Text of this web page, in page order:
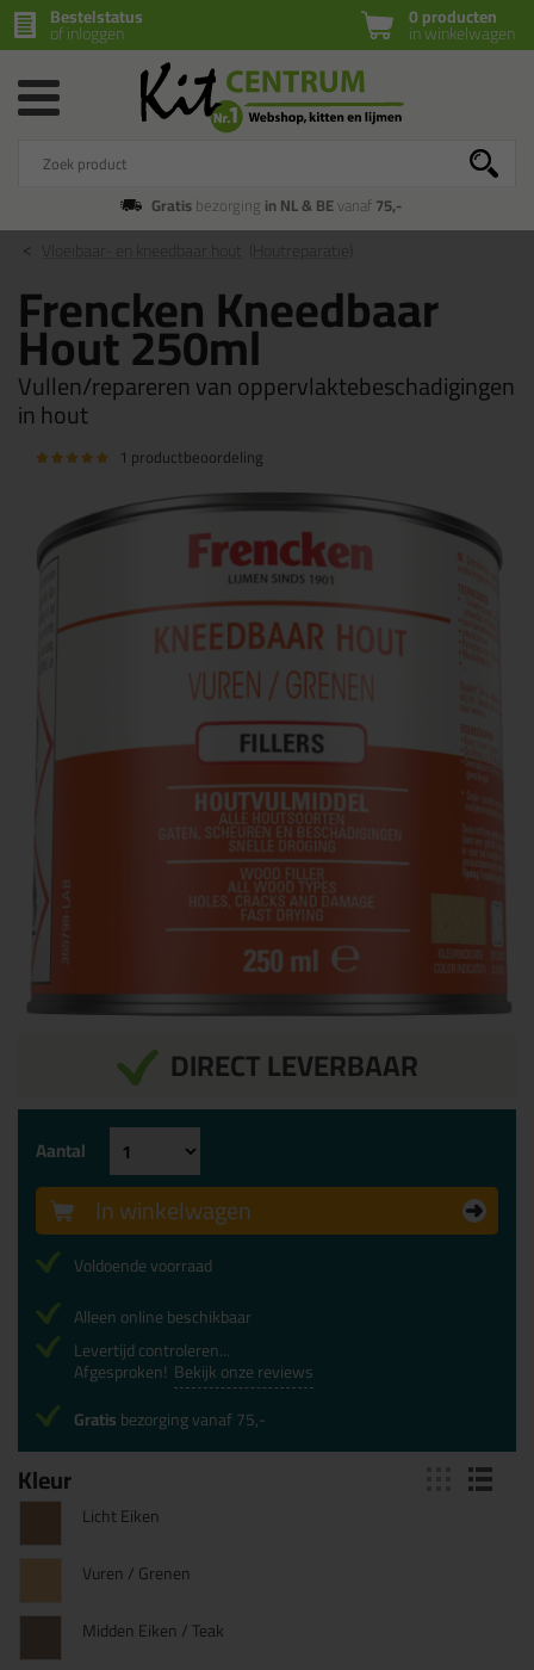
0 producten
in winkelwagen
Bestelstatus
of inloggen
Gratisbezorging in NL & BEvanaf75,-
Frencken Kneedbaar
Hout 250ml
Vullen/repareren van oppervlaktebeschadigingen
in hout
1 productbeoordeling
DIRECT LEVERBAAR
Kleur
Licht Eiken
Vuren / Grenen
Midden Eiken / Teak
Aantal
In winkelwagen
Voldoende voorraad
Alleen online beschikbaar
Levertijd controleren...
Afgesproken! Bekijk onze reviews
Gratisbezorging vanaf 75,-